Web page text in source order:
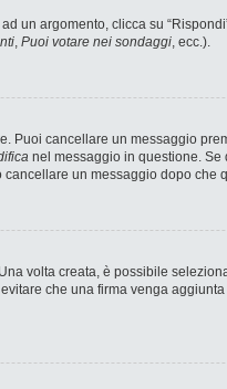
un argomento, clicca su
, Puoi votare nei sondaggi, ecc.).
cancellare un messaggio
nel messaggio in questione. Se
un messaggio dopo che
volta creata, è possibile
che una firma venga